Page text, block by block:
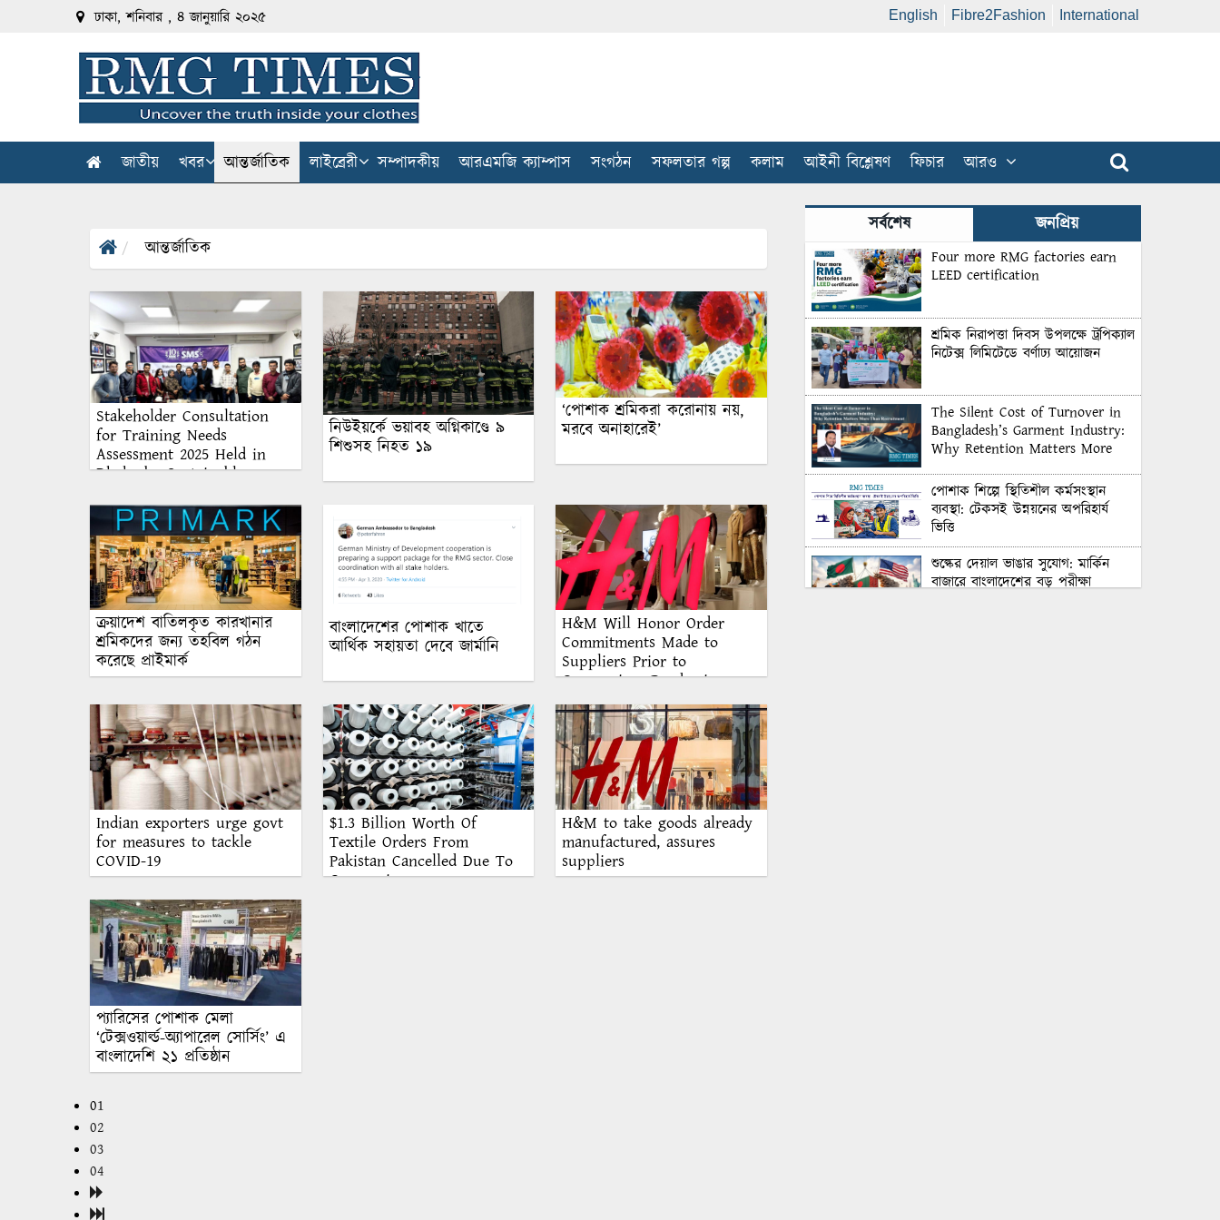
ঢাকা, শনিবার , ৪ জানুয়ারি ২০২৫ English Fibre2Fashion International
জাতীয় খবর আন্তর্জাতিক লাইব্রেরী সম্পাদকীয় আরএমজি ক্যাম্পাস সংগঠন সফলতার গল্প কলাম আইনী বিশ্লেষণ ফিচার আরও
আন্তর্জাতিক
Stakeholder Consultation
for Training Needs
Assessment 2025 Held in
Dhaka by Sustainable
নিউইয়র্কে ভয়াবহ অগ্নিকাণ্ডে ৯
শিশুসহ নিহত ১৯
‘পোশাক শ্রমিকরা করোনায় নয়,
মরবে‌ অনাহারেই’
ক্রয়াদেশ বাতিলকৃত কারখানার
শ্রমিকদের জন্য তহবিল গঠন
করেছে প্রাইমার্ক
বাংলাদেশের পোশাক খাতে
আর্থিক সহায়তা দেবে জার্মানি
H&M Will Honor Order
Commitments Made to
Suppliers Prior to
Coronavirus Pandemic
Indian exporters urge govt
for measures to tackle
COVID-19
$1.3 Billion Worth Of
Textile Orders From
Pakistan Cancelled Due To
Coronavirus
H&M to take goods already
manufactured, assures
suppliers
প্যারিসের পোশাক মেলা
‘টেক্সওয়ার্ল্ড-অ্যাপারেল সোর্সিং’ এ
বাংলাদেশি ২১ প্রতিষ্ঠান
01
02
03
04
সর্বশেষ জনপ্রিয়
Four more RMG factories earn
LEED certification
শ্রমিক নিরাপত্তা দিবস উপলক্ষে ট্রপিক্যাল
নিটেক্স লিমিটেডে বর্ণাঢ্য আয়োজন
The Silent Cost of Turnover in
Bangladesh’s Garment Industry:
Why Retention Matters More
পোশাক শিল্পে স্থিতিশীল কর্মসংস্থান
ব্যবস্থা: টেকসই উন্নয়নের অপরিহার্য
ভিত্তি
শুল্কের দেয়াল ভাঙার সুযোগ: মার্কিন
বাজারে বাংলাদেশের বড় পরীক্ষা